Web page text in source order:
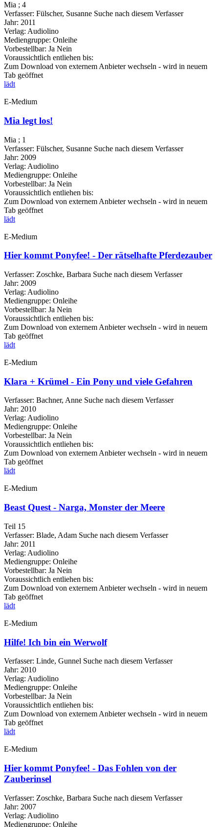
Mia ; 4
Verfasser: Fülscher, Susanne Suche nach diesem Verfasser
Jahr: 2011
Verlag: Audiolino
Mediengruppe: Onleihe
Vorbestellbar: Ja Nein
Voraussichtlich entliehen bis:
Zum Download von externem Anbieter wechseln - wird in neuem
Tab geöffnet
lädt
E-Medium
Mia legt los!
Mia ; 1
Verfasser: Fülscher, Susanne Suche nach diesem Verfasser
Jahr: 2009
Verlag: Audiolino
Mediengruppe: Onleihe
Vorbestellbar: Ja Nein
Voraussichtlich entliehen bis:
Zum Download von externem Anbieter wechseln - wird in neuem
Tab geöffnet
lädt
E-Medium
Hier kommt Ponyfee! - Der rätselhafte Pferdezauber
Verfasser: Zoschke, Barbara Suche nach diesem Verfasser
Jahr: 2009
Verlag: Audiolino
Mediengruppe: Onleihe
Vorbestellbar: Ja Nein
Voraussichtlich entliehen bis:
Zum Download von externem Anbieter wechseln - wird in neuem
Tab geöffnet
lädt
E-Medium
Klara + Krümel - Ein Pony und viele Gefahren
Verfasser: Bachner, Anne Suche nach diesem Verfasser
Jahr: 2010
Verlag: Audiolino
Mediengruppe: Onleihe
Vorbestellbar: Ja Nein
Voraussichtlich entliehen bis:
Zum Download von externem Anbieter wechseln - wird in neuem
Tab geöffnet
lädt
E-Medium
Beast Quest - Narga, Monster der Meere
Teil 15
Verfasser: Blade, Adam Suche nach diesem Verfasser
Jahr: 2011
Verlag: Audiolino
Mediengruppe: Onleihe
Vorbestellbar: Ja Nein
Voraussichtlich entliehen bis:
Zum Download von externem Anbieter wechseln - wird in neuem
Tab geöffnet
lädt
E-Medium
Hilfe! Ich bin ein Werwolf
Verfasser: Linde, Gunnel Suche nach diesem Verfasser
Jahr: 2010
Verlag: Audiolino
Mediengruppe: Onleihe
Vorbestellbar: Ja Nein
Voraussichtlich entliehen bis:
Zum Download von externem Anbieter wechseln - wird in neuem
Tab geöffnet
lädt
E-Medium
Hier kommt Ponyfee! - Das Fohlen von der
Zauberinsel
Verfasser: Zoschke, Barbara Suche nach diesem Verfasser
Jahr: 2007
Verlag: Audiolino
Mediengruppe: Onleihe